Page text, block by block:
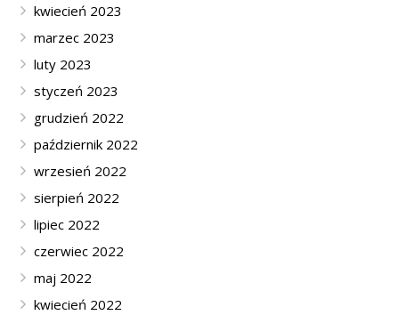
kwiecień 2023
marzec 2023
luty 2023
styczeń 2023
grudzień 2022
październik 2022
wrzesień 2022
sierpień 2022
lipiec 2022
czerwiec 2022
maj 2022
kwiecień 2022